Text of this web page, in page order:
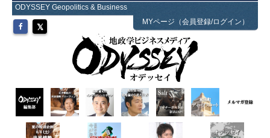
ODYSSEY Geopolitics & Business
MYページ（会員登録/ログイン）